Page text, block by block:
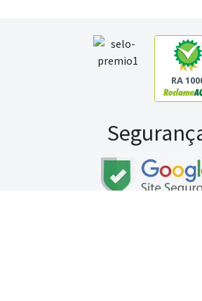
RA